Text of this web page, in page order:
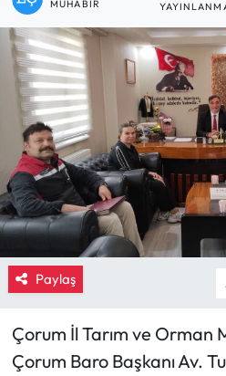
MUHABIR
Paylaş
Çorum İl Tarım ve Orman
Çorum Baro Başkanı Av.
Eğitim
Ekonomi
Güncel
İskilip Haberleri
Kargı Haberleri
Kimdir?
Laçin Haberleri